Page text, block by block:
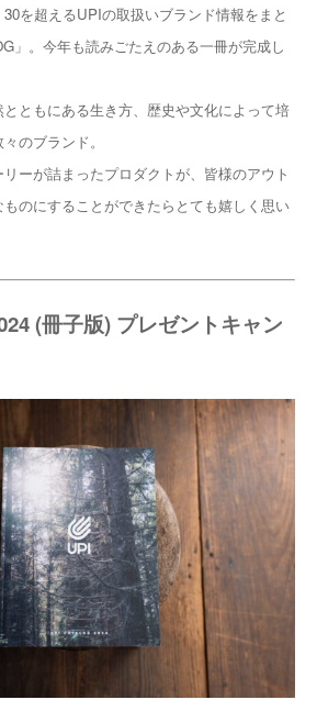
を超えるUPIの取扱いブランド情報をまと
」。今年も読みごたえのある一冊が完成し
ともにある生き方、歴史や文化によって培
のブランド。
ーが詰まったプロダクトが、皆様のアウト
ものにすることができたらとても嬉しく思い
(冊子版) プレゼントキャン